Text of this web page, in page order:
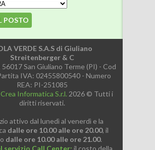
POSTO
VERDE S.A.S di Giuliano
Streitenberger & C
56017 San Giuliano Terme (PI) - Cod
IVA: 02455800540 - Numero
REA: PI-251085
Crea Informatica S.r.l. 2026 © Tutti i
diritti riservati.
attivo dal lunedì al venerdì e la
dalle ore 10.00 alle ore 20.00, il
dalle ore 10.00 alle ore 21.00.
servizio Call Center: il costo della